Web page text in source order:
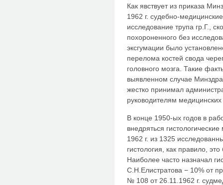
Как явствует из приказа
1962 г. судебно-
исследование трупа гр.Г.,
похороненного без
эксгумации было
перелома костей свода
головного мозга. Такие
выявленном случае
жестко принимал
руководителям
В конце 1950-ых годов в
внедряться
1962 г. из 1325
гистология, как правило,
Наиболее часто назначал
С.Н.Елистратова − 10% от
№ 108 от 26.11.1962 г.